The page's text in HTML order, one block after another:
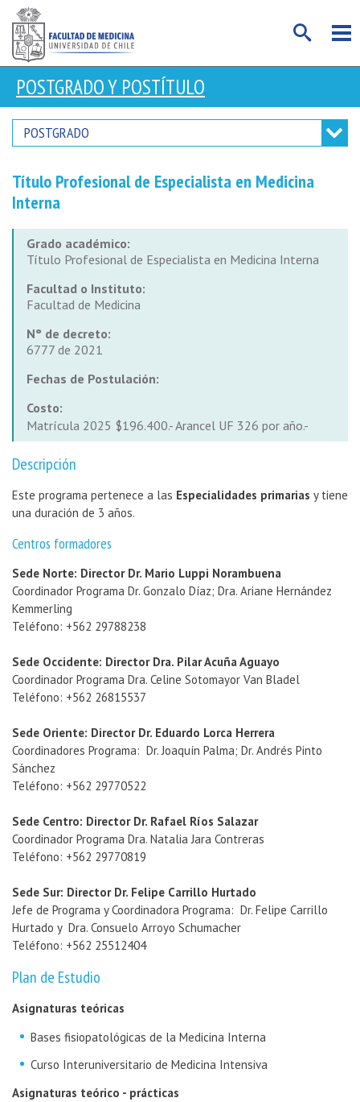
POSTGRADO Y POSTÍTULO
POSTGRADO
Título Profesional de Especialista en Medicina
Interna
Grado académico:
Título Profesional de Especialista en Medicina Interna
Facultad o Instituto:
Facultad de Medicina
N° de decreto:
6777 de 2021
Fechas de Postulación:
Costo:
Matrícula 2025 $196.400.- Arancel UF 326 por año.-
Descripción
Este programa pertenece a las Especialidades primarias y tiene
una duración de 3 años.
Centros formadores
Sede Norte: Director Dr. Mario Luppi Norambuena
Coordinador Programa Dr. Gonzalo Díaz; Dra. Ariane Hernández
Kemmerling
Teléfono: +562 29788238
Sede Occidente: Director Dra. Pilar Acuña Aguayo
Coordinador Programa Dra. Celine Sotomayor Van Bladel
Teléfono: +562 26815537
Sede Oriente: Director Dr. Eduardo Lorca Herrera
Coordinadores Programa: Dr. Joaquín Palma; Dr. Andrés Pinto
Sánchez
Teléfono: +562 29770522
Sede Centro: Director Dr. Rafael Ríos Salazar
Coordinador Programa Dra. Natalia Jara Contreras
Teléfono: +562 29770819
Sede Sur: Director Dr. Felipe Carrillo Hurtado
Jefe de Programa y Coordinadora Programa: Dr. Felipe Carrillo
Hurtado y Dra. Consuelo Arroyo Schumacher
Teléfono: +562 25512404
Plan de Estudio
Asignaturas teóricas
Bases fisiopatológicas de la Medicina Interna
Curso Interuniversitario de Medicina Intensiva
Asignaturas teórico - prácticas